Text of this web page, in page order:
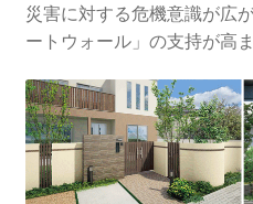
災害に対する危機意識が広
ートウォール」の支持が高ま